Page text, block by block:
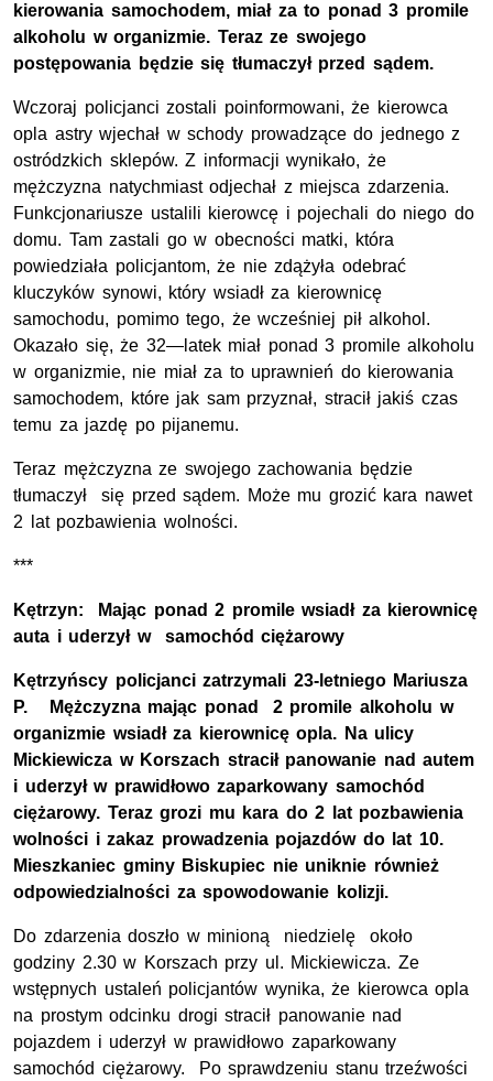
kierowania samochodem, miał za to ponad 3 promile
alkoholu w organizmie. Teraz ze swojego
postępowania będzie się tłumaczył przed sądem.
Wczoraj policjanci zostali poinformowani, że kierowca
opla astry wjechał w schody prowadzące do jednego z
ostródzkich sklepów. Z informacji wynikało, że
mężczyzna natychmiast odjechał z miejsca zdarzenia.
Funkcjonariusze ustalili kierowcę i pojechali do niego do
domu. Tam zastali go w obecności matki, która
powiedziała policjantom, że nie zdążyła odebrać
kluczyków synowi, który wsiadł za kierownicę
samochodu, pomimo tego, że wcześniej pił alkohol.
Okazało się, że 32—latek miał ponad 3 promile alkoholu
w organizmie, nie miał za to uprawnień do kierowania
samochodem, które jak sam przyznał, stracił jakiś czas
temu za jazdę po pijanemu.
Teraz mężczyzna ze swojego zachowania będzie
tłumaczył się przed sądem. Może mu grozić kara nawet
2 lat pozbawienia wolności.
***
Kętrzyn: Mając ponad 2 promile wsiadł za kierownicę
auta i uderzył w samochód ciężarowy
Kętrzyńscy policjanci zatrzymali 23-letniego Mariusza
P. Mężczyzna mając ponad 2 promile alkoholu w
organizmie wsiadł za kierownicę opla. Na ulicy
Mickiewicza w Korszach stracił panowanie nad autem
i uderzył w prawidłowo zaparkowany samochód
ciężarowy. Teraz grozi mu kara do 2 lat pozbawienia
wolności i zakaz prowadzenia pojazdów do lat 10.
Mieszkaniec gminy Biskupiec nie uniknie również
odpowiedzialności za spowodowanie kolizji.
Do zdarzenia doszło w minioną niedzielę około
godziny 2.30 w Korszach przy ul. Mickiewicza. Ze
wstępnych ustaleń policjantów wynika, że kierowca opla
na prostym odcinku drogi stracił panowanie nad
pojazdem i uderzył w prawidłowo zaparkowany
samochód ciężarowy. Po sprawdzeniu stanu trzeźwości